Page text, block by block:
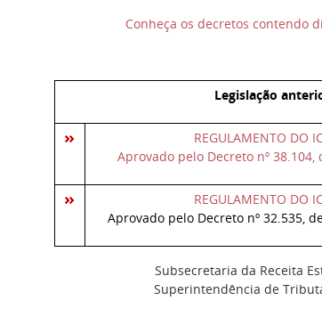
Conheça os decretos contendo
Legislação
REGULAMENTO DO
Aprovado pelo Decreto nº
REGULAMENTO DO
Aprovado pelo Decreto nº 32.535,
Subsecretaria da Receita
Superintendência de